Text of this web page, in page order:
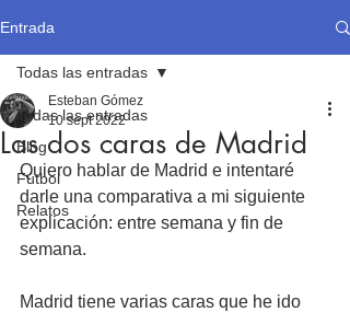
Entrada
Todas las entradas
Blog
Fútbol
Relatos
Todas las entradas
Las dos caras de Madrid
Esteban Gómez
10 sept 2022
Quiero hablar de Madrid e intentaré
darle una comparativa a mi siguiente
explicación: entre semana y fin de
semana.
Madrid tiene varias caras que he ido